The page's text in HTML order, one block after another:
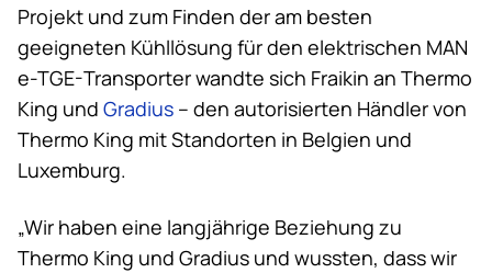
Projekt und zum Finden der am besten
geeigneten Kühllösung für den elektrischen MAN
e-TGE-Transporter wandte sich Fraikin an Thermo
King und Gradius – den autorisierten Händler von
Thermo King mit Standorten in Belgien und
Luxemburg.
„Wir haben eine langjährige Beziehung zu
Thermo King und Gradius und wussten, dass wir